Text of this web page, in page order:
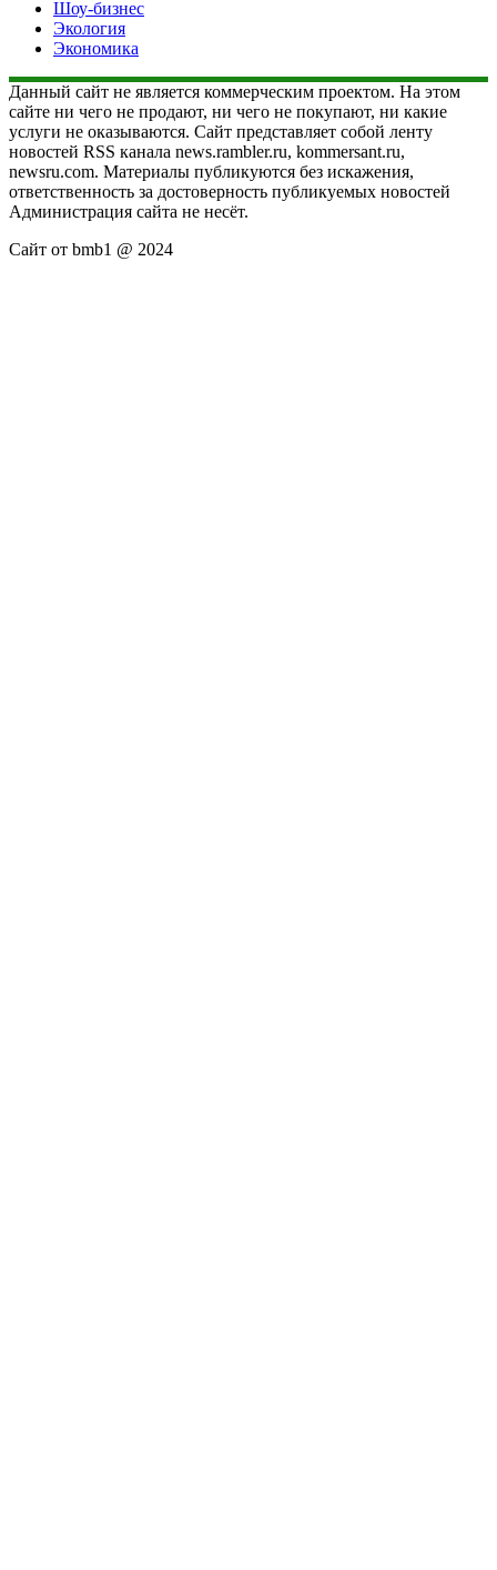
Шоу-бизнес
Экология
Экономика
Данный сайт не является коммерческим проектом. На этом
сайте ни чего не продают, ни чего не покупают, ни какие
услуги не оказываются. Сайт представляет собой ленту
новостей RSS канала news.rambler.ru, kommersant.ru,
newsru.com. Материалы публикуются без искажения,
ответственность за достоверность публикуемых новостей
Администрация сайта не несёт.
Сайт от bmb1 @ 2024